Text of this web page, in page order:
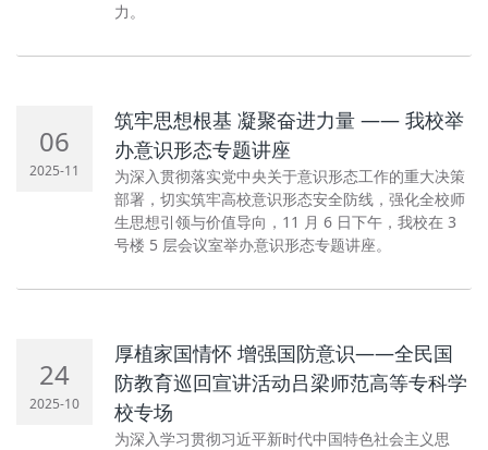
力。
06
2025-11
筑牢思想根基 凝聚奋进力量 —— 我校举
办意识形态专题讲座
为深入贯彻落实党中央关于意识形态工作的重大决策
部署，切实筑牢高校意识形态安全防线，强化全校师
生思想引领与价值导向，11 月 6 日下午，我校在 3
号楼 5 层会议室举办意识形态专题讲座。
24
2025-10
厚植家国情怀 增强国防意识——全民国
防教育巡回宣讲活动吕梁师范高等专科学
校专场
为深入学习贯彻习近平新时代中国特色社会主义思